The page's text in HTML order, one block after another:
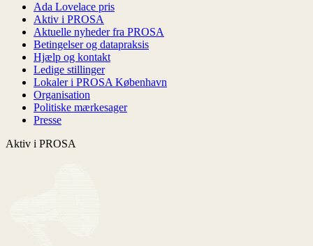
Ada Lovelace pris
Aktiv i PROSA
Aktuelle nyheder fra PROSA
Betingelser og datapraksis
Hjælp og kontakt
Ledige stillinger
Lokaler i PROSA København
Organisation
Politiske mærkesager
Presse
Aktiv i PROSA